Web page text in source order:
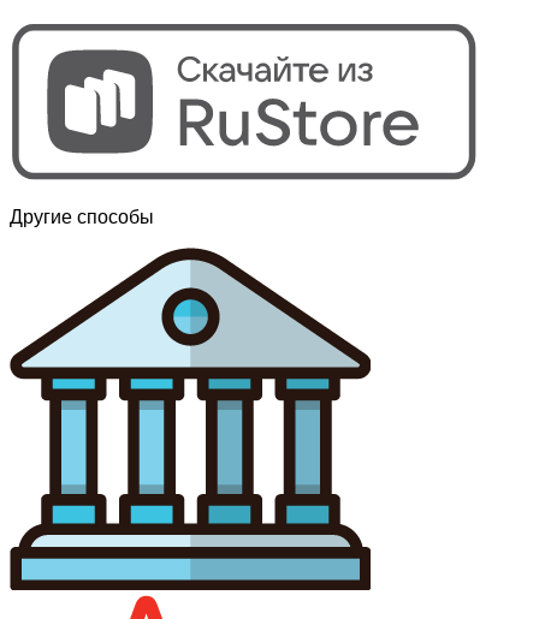
Другие способы